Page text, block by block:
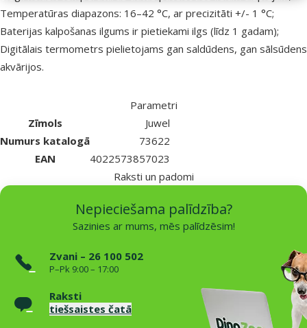
Temperatūras diapazons: 16–42 °C, ar precizitāti +/- 1 °C;
Baterijas kalpošanas ilgums ir pietiekami ilgs (līdz 1 gadam);
Digitālais termometrs pielietojams gan saldūdens, gan sālsūdens
akvārijos.
Parametri
Zīmols
Juwel
Numurs katalogā
73622
EAN
4022573857023
Raksti un padomi
Nepieciešama palīdzība?
Sazinies ar mums, mēs palīdzēsim!
Zvani – 26 100 502
P–Pk 9:00 – 17:00
Raksti
tiešsaistes čatā